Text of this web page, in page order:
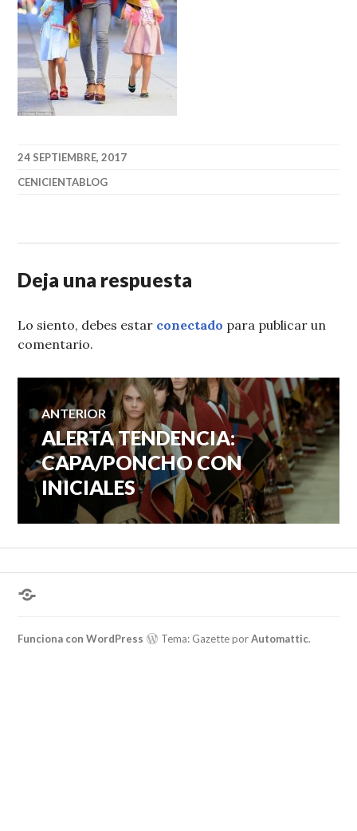
24 SEPTIEMBRE, 2017
CENICIENTABLOG
Deja una respuesta
Lo siento, debes estar conectado para publicar un
comentario.
Navegación
de
entradas
ANTERIOR
Entrada
anterior:
ALERTA TENDENCIA:
CAPA/PONCHO CON
INICIALES
Funciona con WordPress Tema: Gazette porAutomattic.